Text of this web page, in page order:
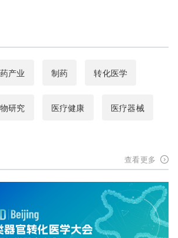
产业 制药 转化医学
研究 医疗健康 医疗器械
查看更多